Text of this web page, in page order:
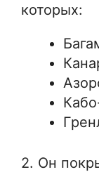
которых:
2. Он